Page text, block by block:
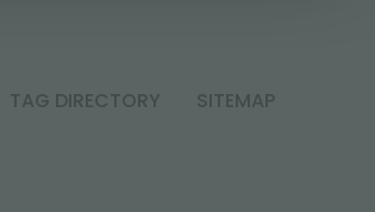
TAG DIRECTORY SITEMAP